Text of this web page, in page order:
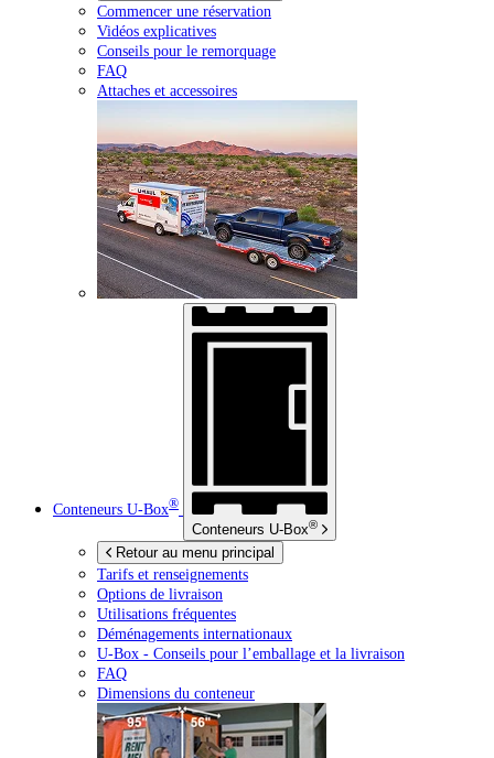
Commencer une réservation
Vidéos explicatives
Conseils pour le remorquage
FAQ
Attaches et accessoires
Conteneurs U-Box®
Conteneurs U-Box®
Retour au menu principal
Tarifs et renseignements
Options de livraison
Utilisations fréquentes
Déménagements internationaux
U-Box - Conseils pour l’emballage et la livraison
FAQ
Dimensions du conteneur